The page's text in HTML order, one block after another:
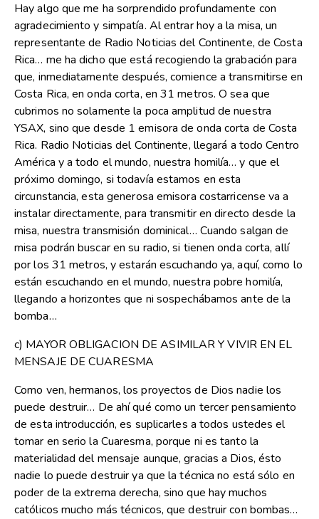
Hay algo que me ha sorprendido profundamente con
agradecimiento y simpatía. Al entrar hoy a la misa, un
representante de Radio Noticias del Continente, de Costa
Rica… me ha dicho que está recogiendo la grabación para
que, inmediatamente después, comience a transmitirse en
Costa Rica, en onda corta, en 31 metros. O sea que
cubrimos no solamente la poca amplitud de nuestra
YSAX, sino que desde 1 emisora de onda corta de Costa
Rica. Radio Noticias del Continente, llegará a todo Centro
América y a todo el mundo, nuestra homilía… y que el
próximo domingo, si todavía estamos en esta
circunstancia, esta generosa emisora costarricense va a
instalar directamente, para transmitir en directo desde la
misa, nuestra transmisión dominical… Cuando salgan de
misa podrán buscar en su radio, si tienen onda corta, allí
por los 31 metros, y estarán escuchando ya, aquí, como lo
están escuchando en el mundo, nuestra pobre homilía,
llegando a horizontes que ni sospechábamos ante de la
bomba…
c) MAYOR OBLIGACION DE ASIMILAR Y VIVIR EN EL
MENSAJE DE CUARESMA
Como ven, hermanos, los proyectos de Dios nadie los
puede destruir… De ahí qué como un tercer pensamiento
de esta introducción, es suplicarles a todos ustedes el
tomar en serio la Cuaresma, porque ni es tanto la
materialidad del mensaje aunque, gracias a Dios, ésto
nadie lo puede destruir ya que la técnica no está sólo en
poder de la extrema derecha, sino que hay muchos
católicos mucho más técnicos, que destruir con bombas…